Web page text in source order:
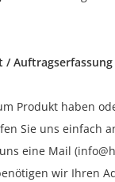
/
Produkt haben
Sie uns einfach
eine Mail
wir Ihren